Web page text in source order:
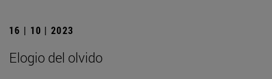
16 | 10 | 2023
Elogio del olvido